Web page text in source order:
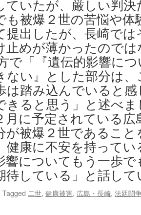
ていたが、厳しい判
も被爆２世の苦悩や
提出したが、長崎で
止めが薄かったので
で「『遺伝的影響に
ない』とした部分は
は踏み込んでいると
きると思う」と述べ
月に予定されている
が被爆２世であるこ
健康に不安を持って
響についてもう一歩
待している」と話し
Tagged 二世, 健康被害, 広島・長崎, 法廷闘